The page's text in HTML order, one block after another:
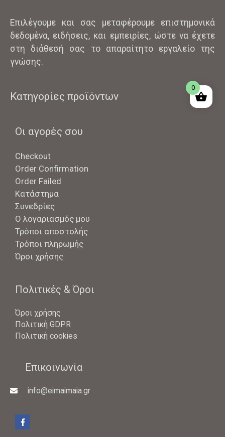
Επιλέγουμε και σας μεταφέρουμε επιστημονικά
δεδομένα, ειδήσεις, και εμπειρίες, ώστε να έχετε
στη διάθεσή σας το απαραίτητο εργαλείο της
γνώσης.
Κατηγορίες προϊόντων
Οι αγορές σου
Checkout
Order Confirmation
Order Failed
Κατάστημα
Συνεδρίες
Ο λογαριασμός μου
Τρόποι αποστολής
Τρόποι πληρωμής
Όροι χρήσης
Πολιτικές & Όροι
Όροι χρήσης
Πολιτική GDPR
Πολιτική cookies
Επικοινωνία
info@eimaimaia.gr
0